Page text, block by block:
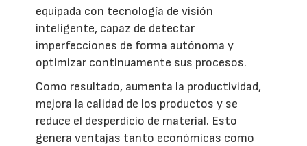
equipada con tecnología de visión
inteligente, capaz de detectar
imperfecciones de forma autónoma y
optimizar continuamente sus procesos.
Como resultado, aumenta la productividad,
mejora la calidad de los productos y se
reduce el desperdicio de material. Esto
genera ventajas tanto económicas como